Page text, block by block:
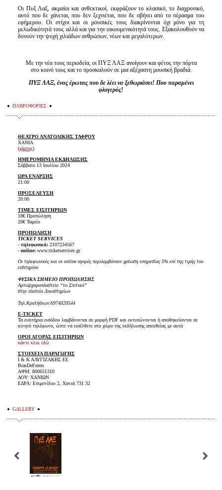
Οι Πυξ Λαξ, ακμαίοι και ανθεκτικοί, εκφράζουν το κλασικό, το διαχρονικό,
αυτό που δε χάνεται, που δεν ξεχνιέται, που δε σβήνει από το πέρασμα του
εφήμερου. Οι στίχοι και οι μουσικές τους διακρίνονται όχι μόνο για τη
μελωδικότητά τους αλλά και για την οικουμενικότητά τους. Εξακολουθούν να
δονούν την ψυχή χιλιάδων ανθρώπων, νέων και μεγαλύτερων.
Με την νέα τους περιοδεία, οι ΠΥΞ ΛΑΞ ανοίγουν και φέτος την πόρτα
στο κοινό τους και το προσκαλούν σε μια αξέχαστη μουσική βραδιά.
ΠΥΞ ΛΑΞ, ένας έρωτας που δε λέει να ξεθωριάσει! Που παραμένει
φλογερός!
ΠΛΗΡΟΦΟΡΙΕΣ
ΘΕΑΤΡΟ ΑΝΑΤΟΛΙΚΗΣ ΤΑΦΡΟΥ
ΧΑΝΙΑ
(χάρτης)
ΗΜΕΡΟΜΗΝΙΑ ΕΚΔΗΛΩΣΗΣ
Σάββατο 13 Ιουλίου 2024
ΩΡΑ ΕΝΑΡΞΗΣ
21:00
ΠΡΟΣΕΛΕΥΣΗ
20:00
ΤΙΜΕΣ ΕΙΣΙΤΗΡΙΩΝ
18€ Προπώληση
20€ Ταμείο
ΠΡΟΠΩΛΗΣΗ
TICKET SERVICES
- τηλεφωνικά:2107234567
- online:www.ticketservices.gr
Οι τηλεφωνικές και οι online αγορές περιλαμβάνουν χρέωση υπηρεσίας 5% επί της τιμής του
εισιτηρίου
ΦΥΣΙΚΑ ΣΗΜΕΙΟ ΠΡΟΠΩΛΗΣΗΣ
Αρτοζαχαροπλαστείο “το Σπιτικό”
στην πλατεία Δικαστηρίων
Τηλ.Κρατήσεων:6974020544
E-TICKET
Τα εισιτήρια εισόδου λαμβάνονται σε μορφή PDF και εκτυπώνονται ή αποθηκεύονται σε
κινητό τηλέφωνο, ώστε να εισέλθετε στο χώρο της εκδήλωσης απευθείας με αυτά
ΟΡΟΙ ΑΓΟΡΑΣ ΕΙΣΙΤΗΡΙΩΝ
κάντε κλικ εδώ
ΣΤΟΙΧΕΙΑ ΠΑΡΑΓΩΓΗΣ
Ι & Κ ΑΛΥΓΙΖΑΚΗΣ ΕΕ
BrasDeFreres
ΑΦΜ: 800651310
ΔΟΥ: ΧΑΝΙΩΝ
ΕΔΡΑ: Επιμενίδου 2, Χανιά 731 32
GALLERY